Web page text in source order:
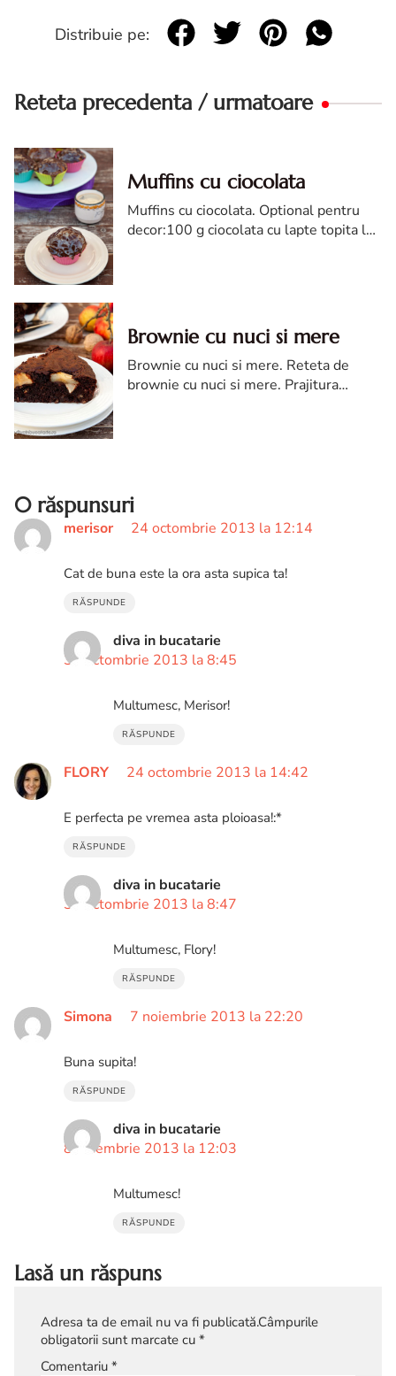
Distribuie pe:
Reteta precedenta / urmatoare
Muffins cu ciocolata
Muffins cu ciocolata. Optional pentru
decor:100 g ciocolata cu lapte topita la
Brownie cu nuci si mere
Brownie cu nuci si mere. Reteta de
brownie cu nuci si mere. Prajitura
0 răspunsuri
merisor 24 octombrie 2013 la 12:14
Cat de buna este la ora asta supica ta!
RĂSPUNDE
diva in bucatarie
30 octombrie 2013 la 8:45
Multumesc, Merisor!
RĂSPUNDE
FLORY 24 octombrie 2013 la 14:42
E perfecta pe vremea asta ploioasa!:*
RĂSPUNDE
diva in bucatarie
30 octombrie 2013 la 8:47
Multumesc, Flory!
RĂSPUNDE
Simona 7 noiembrie 2013 la 22:20
Buna supita!
RĂSPUNDE
diva in bucatarie
8 noiembrie 2013 la 12:03
Multumesc!
RĂSPUNDE
Lasă un răspuns
Adresa ta de email nu va fi publicată.Câmpurile
obligatorii sunt marcate cu *
Comentariu *